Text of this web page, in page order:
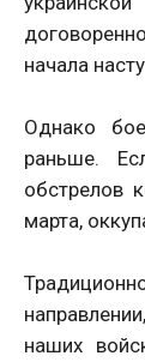
начала
Однако
раньше.
обстрелов
марта,
наших